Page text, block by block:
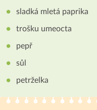
sladká mletá paprika
trošku umeocta
pepř
sůl
petrželka